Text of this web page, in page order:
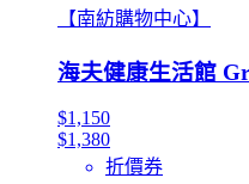
【南紡購物中心】
海夫健康生活館
$1,150
$1,380
折價券